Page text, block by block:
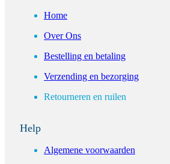
Home
Over Ons
Bestelling en betaling
Verzending en bezorging
Retourneren en ruilen
Help
Algemene voorwaarden